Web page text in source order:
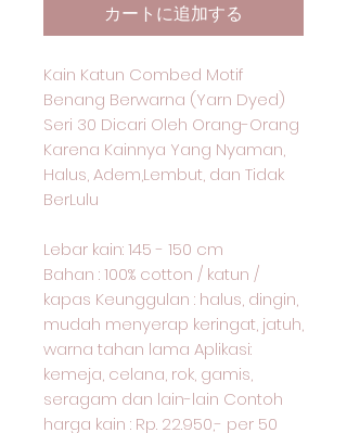
カートに追加する
Kain Katun Combed Motif
Benang Berwarna (Yarn Dyed)
Seri 30 Dicari Oleh Orang-Orang
Karena Kainnya Yang Nyaman,
Halus, Adem,Lembut, dan Tidak
BerLulu
Lebar kain: 145 - 150 cm
Bahan : 100% cotton / katun /
kapas Keunggulan : halus, dingin,
mudah menyerap keringat, jatuh,
warna tahan lama Aplikasi:
kemeja, celana, rok, gamis,
seragam dan lain-lain Contoh
harga kain : Rp. 22.950,- per 50